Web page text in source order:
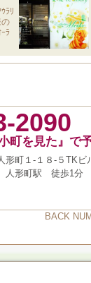
ﾗﾘ
の
ﾗ
2090
町を見た』で
町１‐１８‐５TKビ
人形町駅 徒歩1分
BACK